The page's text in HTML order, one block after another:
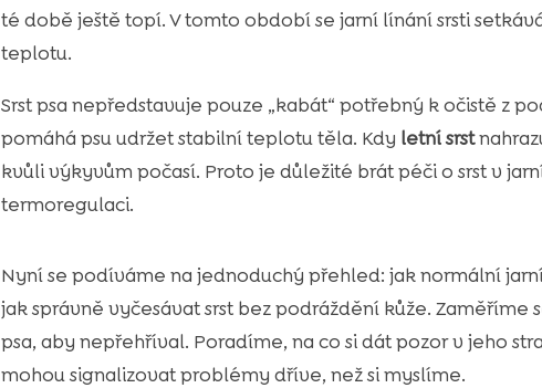
té době ještě topí. V tomto období se jarní línání srsti
teplotu.
Srst psa nepředstavuje pouze „kabát“ potřebný k očistě z
pomáhá psu udržet stabilní teplotu těla. Kdy letní srst
kvůli výkyvům počasí. Proto je důležité brát péči o srst v
termoregulaci.
Nyní se podíváme na jednoduchý přehled: jak normální
jak správně vyčesávat srst bez podráždění kůže. Zaměříme
psa, aby nepřehříval. Poradíme, na co si dát pozor v jeho
mohou signalizovat problémy dříve, než si myslíme.